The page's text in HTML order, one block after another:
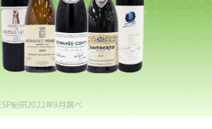
総研2022年9月調べ